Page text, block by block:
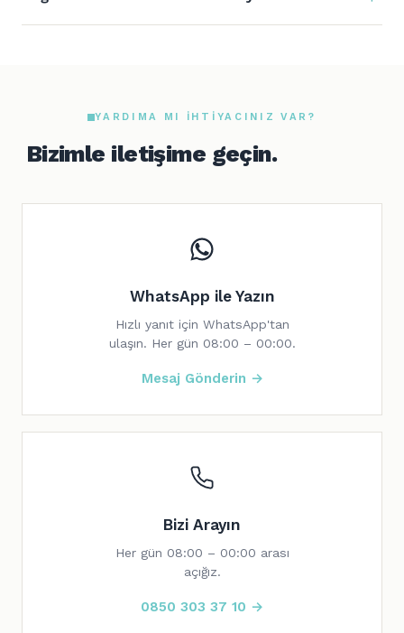
YARDIMA MI IHTIYACINIZ VAR?
Bizimle iletişime geçin.
WhatsApp ile Yazın
Hızlı yanıt için WhatsApp'tan
ulaşın. Her gün 08:00 – 00:00.
Mesaj Gönderin →
Bizi Arayın
Her gün 08:00 – 00:00 arası
açığız.
0850 303 37 10 →